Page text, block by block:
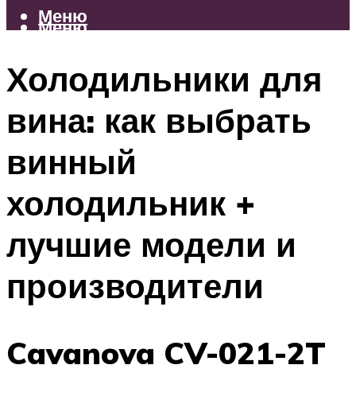
Меню
Меню
Холодильники для
вина: как выбрать
винный
холодильник +
лучшие модели и
производители
Cavanova CV-021-2T